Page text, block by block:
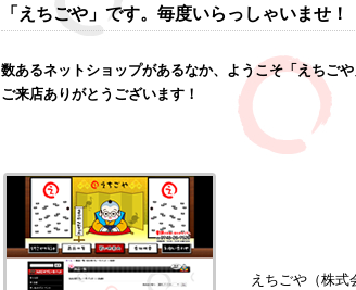
「えちごや」です。毎度いらっしゃいませ！
数あるネットショップがあるなか、ようこそ「えちごや
ご来店ありがとうございます！
えちごや（株式